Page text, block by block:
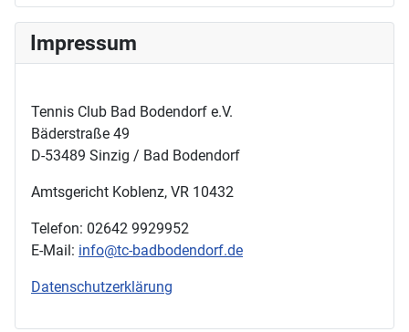
Impressum
Tennis Club Bad Bodendorf e.V.
Bäderstraße 49
D-53489 Sinzig / Bad Bodendorf
Amtsgericht Koblenz, VR 10432
Telefon: 02642 9929952
E-Mail: info@tc-badbodendorf.de
Datenschutzerklärung